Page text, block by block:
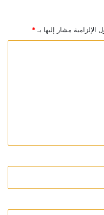
الإلزامية مشار إليها بـ *